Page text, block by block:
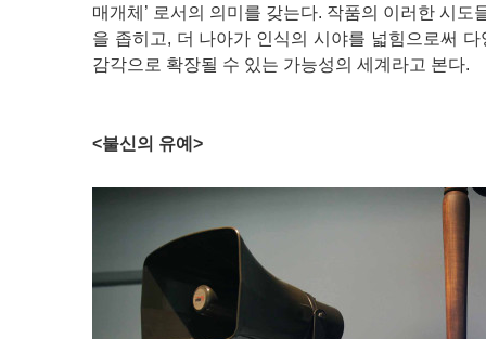
매개체’ 로서의 의미를 갖는다. 작품의 이러한 시
을 좁히고, 더 나아가 인식의 시야를 넓힘으로써
감각으로 확장될 수 있는 가능성의 세계라고 본다.
<불신의 유예>